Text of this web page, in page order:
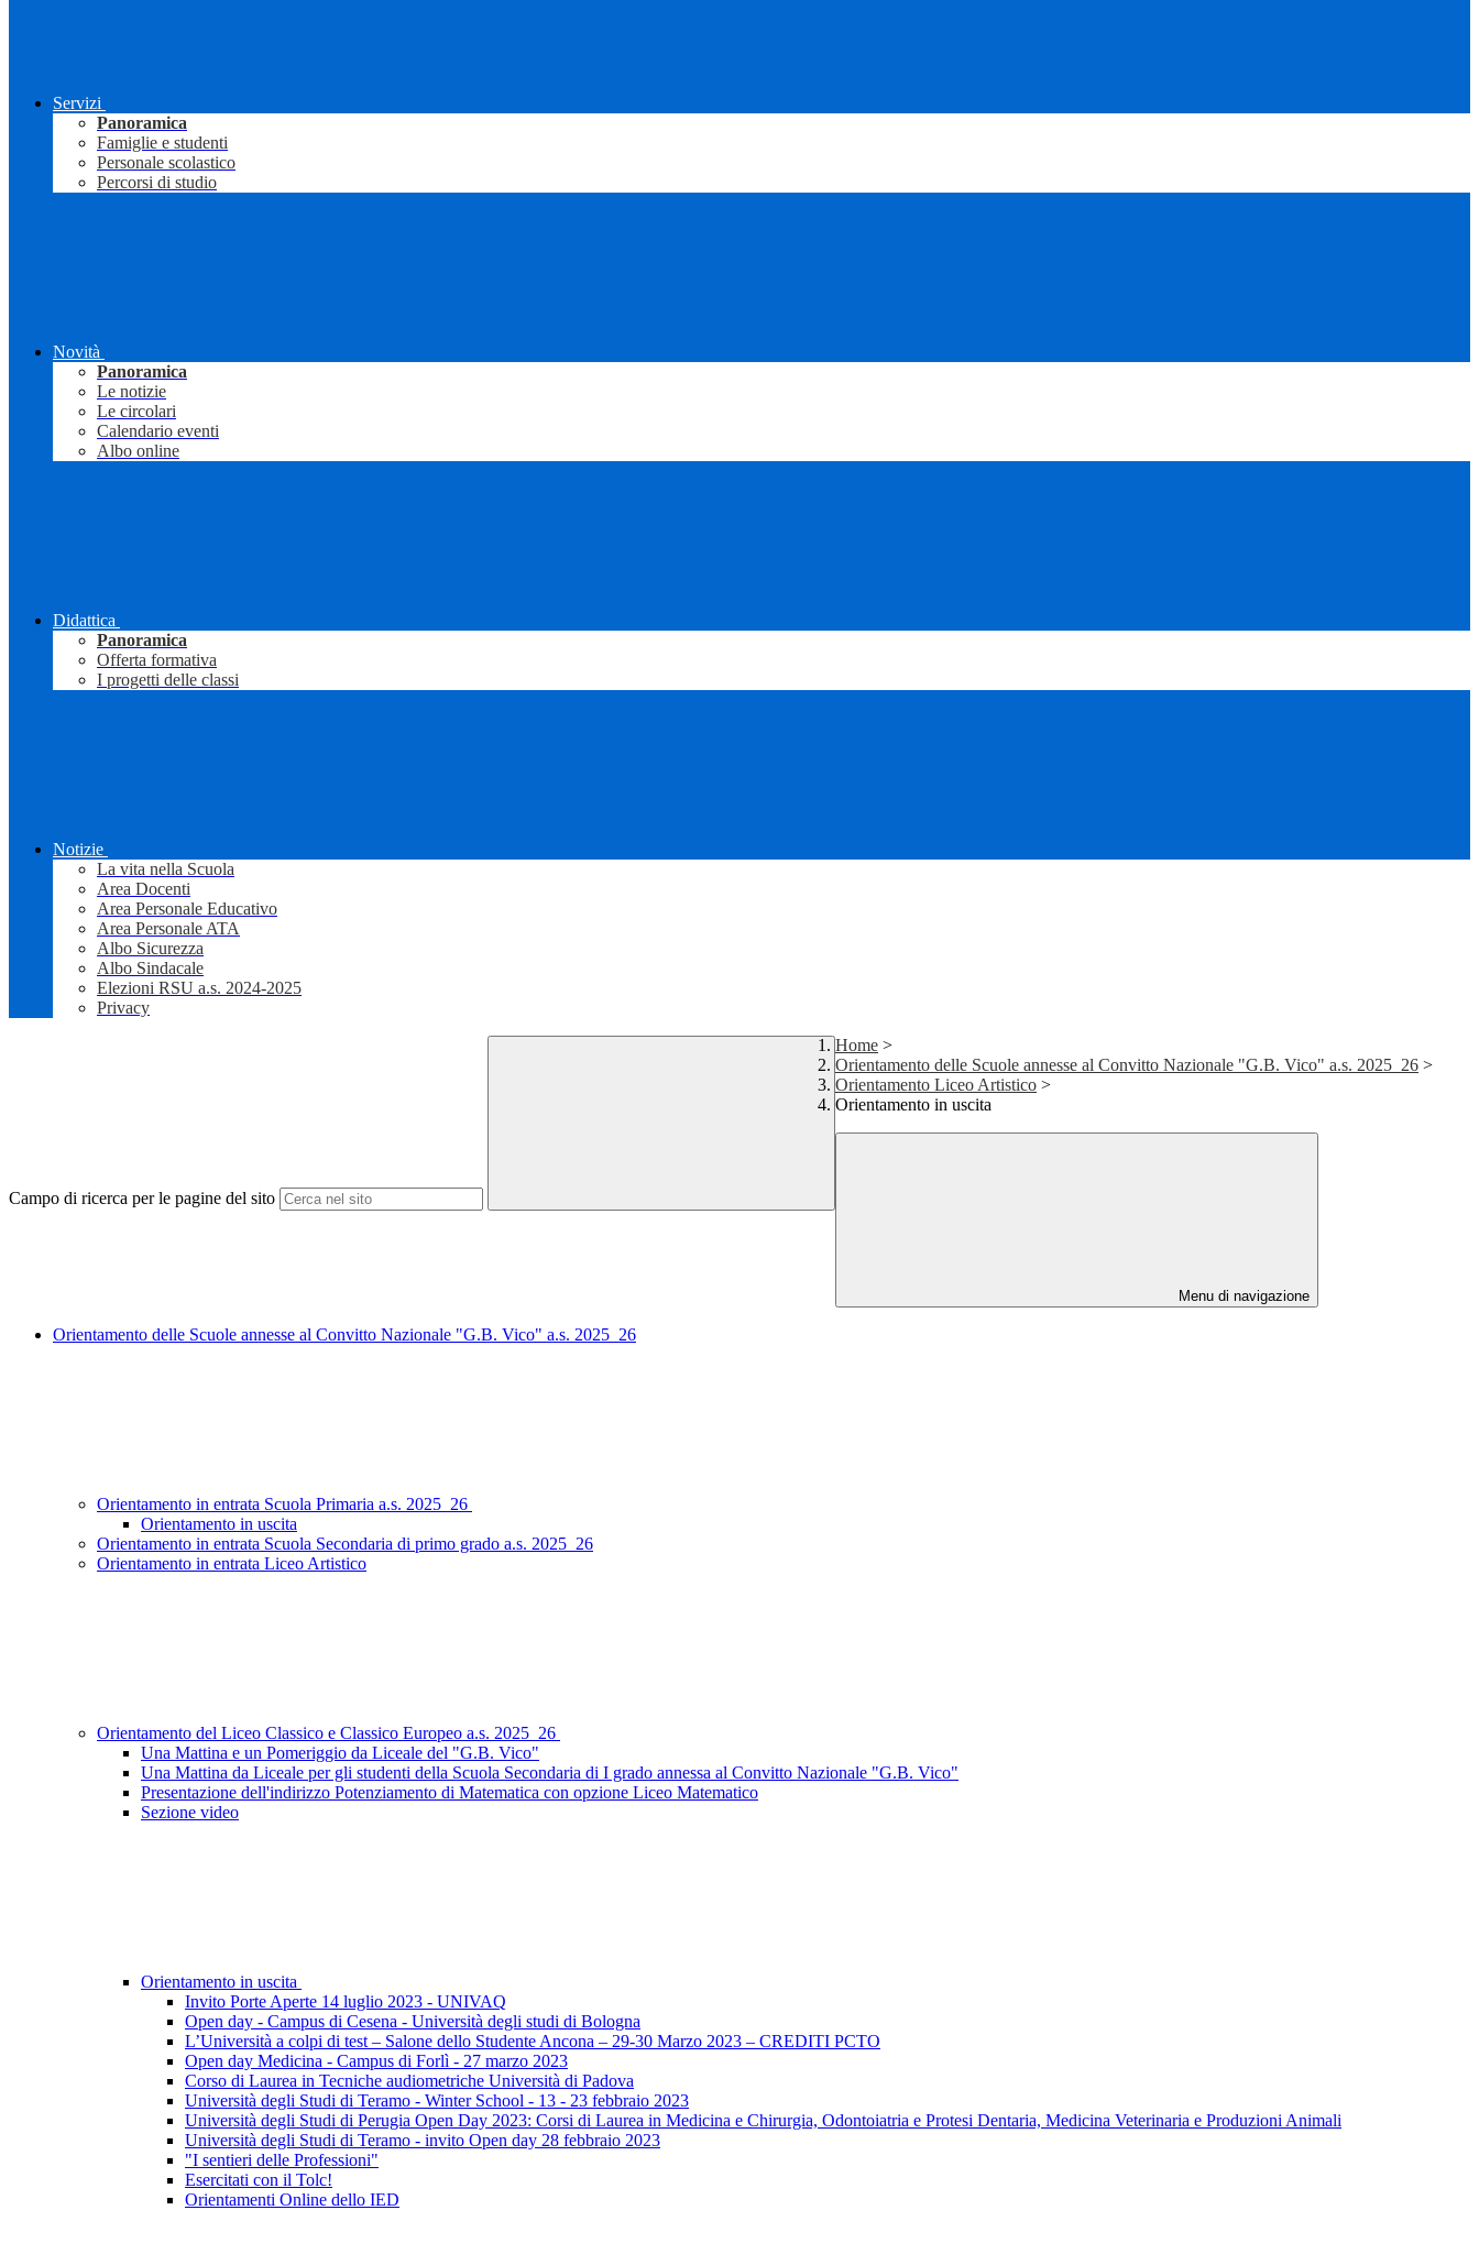
Servizi
Panoramica
Famiglie e studenti
Personale scolastico
Percorsi di studio
Novità
Panoramica
Le notizie
Le circolari
Calendario eventi
Albo online
Didattica
Panoramica
Offerta formativa
I progetti delle classi
Notizie
La vita nella Scuola
Area Docenti
Area Personale Educativo
Area Personale ATA
Albo Sicurezza
Albo Sindacale
Elezioni RSU a.s. 2024-2025
Privacy
Campo di ricerca per le pagine del sito
Home >
Orientamento delle Scuole annesse al Convitto Nazionale "G.B. Vico" a.s. 2025_26 >
Orientamento Liceo Artistico >
Orientamento in uscita
Menu di navigazione
Orientamento delle Scuole annesse al Convitto Nazionale "G.B. Vico" a.s. 2025_26
Orientamento in entrata Scuola Primaria a.s. 2025_26
Orientamento in uscita
Orientamento in entrata Scuola Secondaria di primo grado a.s. 2025_26
Orientamento in entrata Liceo Artistico
Orientamento del Liceo Classico e Classico Europeo a.s. 2025_26
Una Mattina e un Pomeriggio da Liceale del "G.B. Vico"
Una Mattina da Liceale per gli studenti della Scuola Secondaria di I grado annessa al Convitto Nazionale "G.B. Vico"
Presentazione dell'indirizzo Potenziamento di Matematica con opzione Liceo Matematico
Sezione video
Orientamento in uscita
Invito Porte Aperte 14 luglio 2023 - UNIVAQ
Open day - Campus di Cesena - Università degli studi di Bologna
L’Università a colpi di test – Salone dello Studente Ancona – 29-30 Marzo 2023 – CREDITI PCTO
Open day Medicina - Campus di Forlì - 27 marzo 2023
Corso di Laurea in Tecniche audiometriche Università di Padova
Università degli Studi di Teramo - Winter School - 13 - 23 febbraio 2023
Università degli Studi di Perugia Open Day 2023: Corsi di Laurea in Medicina e Chirurgia, Odontoiatria e Protesi Dentaria, Medicina Veterinaria e Produzioni Animali
Università degli Studi di Teramo - invito Open day 28 febbraio 2023
"I sentieri delle Professioni"
Esercitati con il Tolc!
Orientamenti Online dello IED